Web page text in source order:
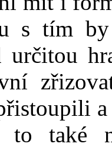
s tím
určitou
to také